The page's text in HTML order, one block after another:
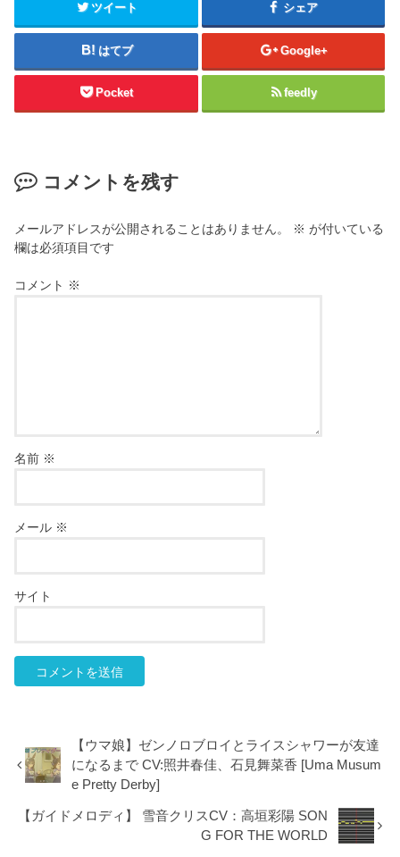
ツイート シェア
はてブ Google+
Pocket feedly
コメントを残す
メールアドレスが公開されることはありません。 ※ が付いている
欄は必須項目です
コメント ※
名前 ※
メール ※
サイト
【ウマ娘】ゼンノロブロイとライスシャワーが友達
になるまで CV:照井春佳、石見舞菜香 [Uma Musum
e Pretty Derby]
【ガイドメロディ】 雪音クリスCV：高垣彩陽 SON
G FOR THE WORLD